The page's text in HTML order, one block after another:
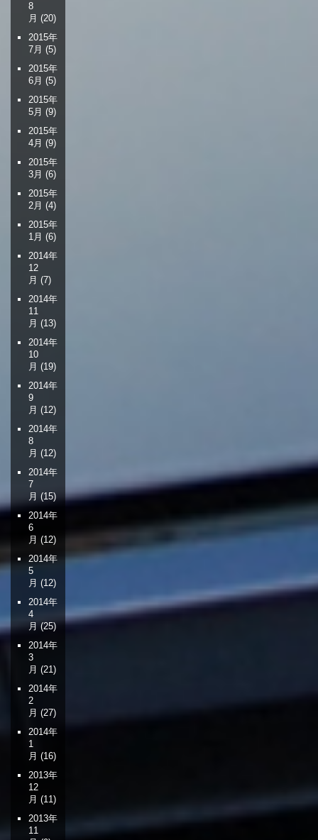
8
月 (20)
2015年
7月 (5)
2015年
6月 (5)
2015年
5月 (9)
2015年
4月 (9)
2015年
3月 (6)
2015年
2月 (4)
2015年
1月 (6)
2014年
12
月 (7)
2014年
11
月 (13)
2014年
10
月 (19)
2014年
9
月 (12)
2014年
8
月 (12)
2014年
7
月 (15)
2014年
6
月 (12)
2014年
5
月 (12)
2014年
4
月(25)
2014年
3
月 (21)
2014年
2
月 (27)
2014年
1
月 (16)
2013年
12
月 (11)
2013年
11